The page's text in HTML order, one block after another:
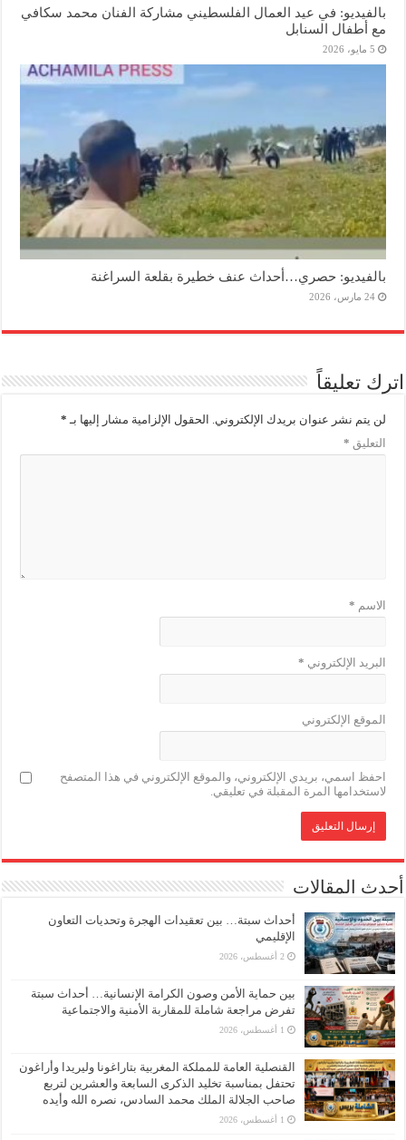
بالفيديو: في عيد العمال الفلسطيني مشاركة الفنان محمد سكافي
مع أطفال السنابل
5 مايو، 2026
بالفيديو: حصري…أحداث عنف خطيرة بقلعة السراغنة
24 مارس، 2026
اترك تعليقاً
لن يتم نشر عنوان بريدك الإلكتروني. الحقول الإلزامية مشار إليها بـ *
التعليق *
الاسم *
البريد الإلكتروني *
الموقع الإلكتروني
احفظ اسمي، بريدي الإلكتروني، والموقع الإلكتروني في هذا المتصفح
لاستخدامها المرة المقبلة في تعليقي.
أحدث المقالات
أحداث سبتة… بين تعقيدات الهجرة وتحديات التعاون
الإقليمي
2 أغسطس، 2026
بين حماية الأمن وصون الكرامة الإنسانية… أحداث سبتة
تفرض مراجعة شاملة للمقاربة الأمنية والاجتماعية
1 أغسطس، 2026
القنصلية العامة للمملكة المغربية بتاراغونا وليريدا وأراغون
تحتفل بمناسبة تخليد الذكرى السابعة والعشرين لتربع
صاحب الجلالة الملك محمد السادس، نصره الله وأيده
1 أغسطس، 2026